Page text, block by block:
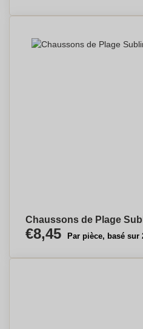
Chaussons de Plage
€8,45 Par pièce, basé sur